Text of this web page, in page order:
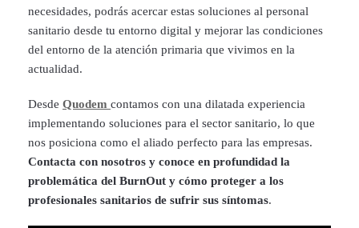
necesidades, podrás acercar estas soluciones al personal
sanitario desde tu entorno digital y mejorar las condiciones
del entorno de la atención primaria que vivimos en la
actualidad.
Desde Quodem contamos con una dilatada experiencia
implementando soluciones para el sector sanitario, lo que
nos posiciona como el aliado perfecto para las empresas.
Contacta con nosotros y conoce en profundidad la
problemática del BurnOut y cómo proteger a los
profesionales sanitarios de sufrir sus síntomas.